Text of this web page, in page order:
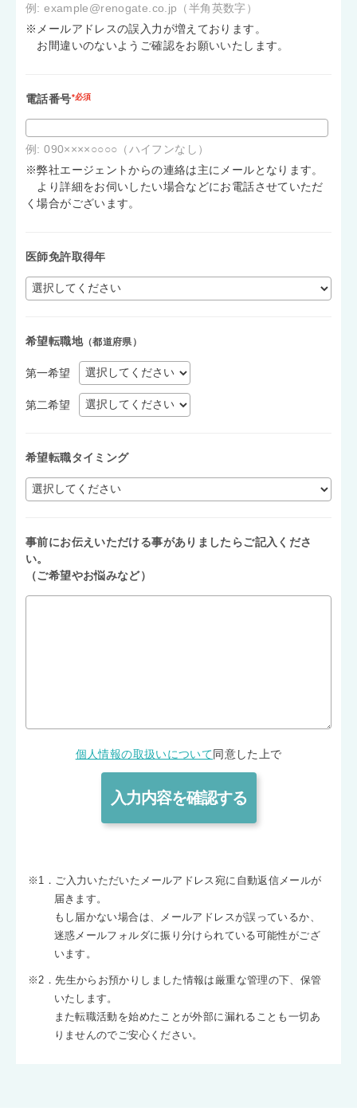
例: example@renogate.co.jp（半角英数字）
※メールアドレスの誤入力が増えております。
お間違いのないようご確認をお願いいたします。
電話番号*必須
例: 090××××○○○○（ハイフンなし）
※弊社エージェントからの連絡は主にメールとなります。
より詳細をお伺いしたい場合などにお電話させていただ
く場合がございます。
医師免許取得年
希望転職地（都道府県）
第一希望
第二希望
希望転職タイミング
事前にお伝えいただける事がありましたらご記入くださ
い。
（ご希望やお悩みなど）
個人情報の取扱いについて 同意した上で
※1．ご入力いただいたメールアドレス宛に自動返信メールが
届きます。
もし届かない場合は、メールアドレスが誤っているか、
迷惑メールフォルダに振り分けられている可能性がござ
います。
※2．先生からお預かりしました情報は厳重な管理の下、保管
いたします。
また転職活動を始めたことが外部に漏れることも一切あ
りませんのでご安心ください。